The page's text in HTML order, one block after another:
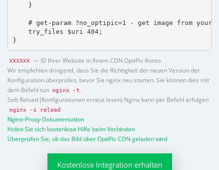
    }
# get-param ?no_optipic=1 - get image from your
    try_files $uri 404;
}
XXXXXX
— ID Ihrer Website in Ihrem CDN OptiPic-Konto
Wir empfehlen dringend, dass Sie die Richtigkeit der neuen Version der
Konfiguration überprüfen, bevor Sie nginx neu starten. Sie können dies mit
dem Befehl tun
nginx -t .
Soft Reload (Konfigurationen erneut lesen) Nginx kann per Befehl erfolgen
nginx -s reload
Nginx-Proxy-Dokumentation
Holen Sie sich kostenlose Hilfe beim Verbinden
Überprüfen Sie, ob das Bild über OptiPic CDN geladen wird
Kostenlose Integration erhalten